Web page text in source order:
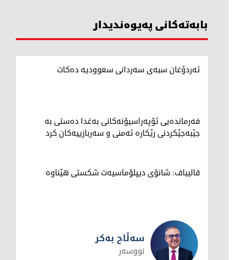
بابەتەکانی پەیوەندیدار
ئەردۆغان سبەی سەردانی سعوودیە دەکات
فەرماندەیی ئۆپەراسیۆنەکانی بەغدا دەستی بە
جێبەجێکردنی رێکارە ئەمنی و سەربازییەکان کرد
قالیباف: شانۆی دیپلۆماسیەت شکستی هێناوە
سەڵاح بەکر
نووسەر